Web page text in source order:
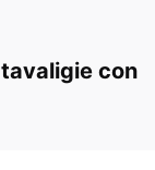
con